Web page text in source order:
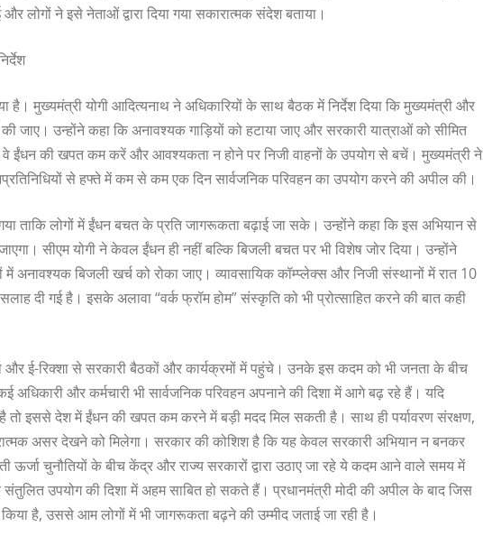
लोगों ने इसे नेताओं द्वारा दिया गया सकारात्मक संदेश बताया।
है। मुख्यमंत्री योगी आदित्यनाथ ने अधिकारियों के साथ बैठक में निर्देश दिया कि मुख्यमंत्री और
जाए। उन्होंने कहा कि अनावश्यक गाड़ियों को हटाया जाए और सरकारी यात्राओं को सीमित
वे ईंधन की खपत कम करें और आवश्यकता न होने पर निजी वाहनों के उपयोग से बचें। मुख्यमंत्री ने
से हफ्ते में कम से कम एक दिन सार्वजनिक परिवहन का उपयोग करने की अपील की।
ताकि लोगों में ईंधन बचत के प्रति जागरूकता बढ़ाई जा सके। उन्होंने कहा कि इस अभियान से
सीएम योगी ने केवल ईंधन ही नहीं बल्कि बिजली बचत पर भी विशेष जोर दिया। उन्होंने
में अनावश्यक बिजली खर्च को रोका जाए। व्यावसायिक कॉम्प्लेक्स और निजी संस्थानों में रात 10
दी गई है। इसके अलावा “वर्क फ्रॉम होम” संस्कृति को भी प्रोत्साहित करने की बात कही
और ई-रिक्शा से सरकारी बैठकों और कार्यक्रमों में पहुंचे। उनके इस कदम को भी जनता के बीच
और कर्मचारी भी सार्वजनिक परिवहन अपनाने की दिशा में आगे बढ़ रहे हैं। यदि
तो इससे देश में ईंधन की खपत कम करने में बड़ी मदद मिल सकती है। साथ ही पर्यावरण संरक्षण,
असर देखने को मिलेगा। सरकार की कोशिश है कि यह केवल सरकारी अभियान न बनकर
चुनौतियों के बीच केंद्र और राज्य सरकारों द्वारा उठाए जा रहे ये कदम आने वाले समय में
उपयोग की दिशा में अहम साबित हो सकते हैं। प्रधानमंत्री मोदी की अपील के बाद जिस
है, उससे आम लोगों में भी जागरूकता बढ़ने की उम्मीद जताई जा रही है।